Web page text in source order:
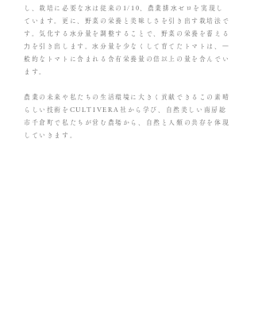
し、栽培に必要な⽔は従来の1/10、農業排⽔ゼロを実現し
ています。更に、野菜の栄養と美味しさを引き出す栽培法で
す。気化する⽔分量を調整することで、野菜の栄養を蓄える
⼒を引き出します。⽔分量を少なくして育てたトマトは、⼀
般的なトマトに含まれる含有栄養量の倍以上の量を含んでい
ます。
農業の未来や私たちの生活環境に大きく貢献できるこの素晴
らしい技術をCULTIVERA社から学び、自然美しい南房総
市千倉町で私たちが営む農場から、自然と人類の共存を体現
していきます。